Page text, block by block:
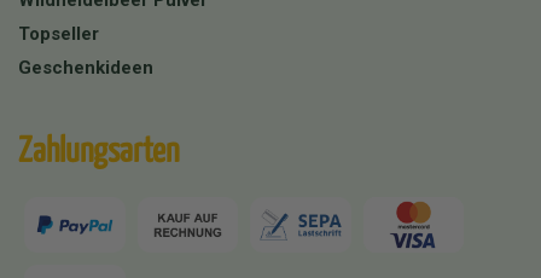
Topseller
Geschenkideen
Zahlungsarten